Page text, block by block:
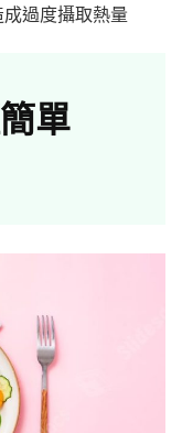
過度攝取熱量
單